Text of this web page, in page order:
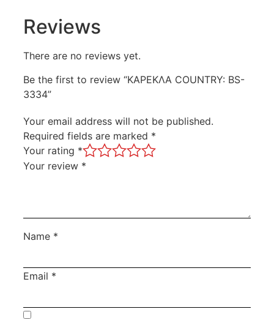
Reviews
There are no reviews yet.
Be the first to review “ΚΑΡΕΚΛΑ COUNTRY: BS-
3334”
Your email address will not be published.
Required fields are marked *
Your rating *
Your review *
Name *
Email *